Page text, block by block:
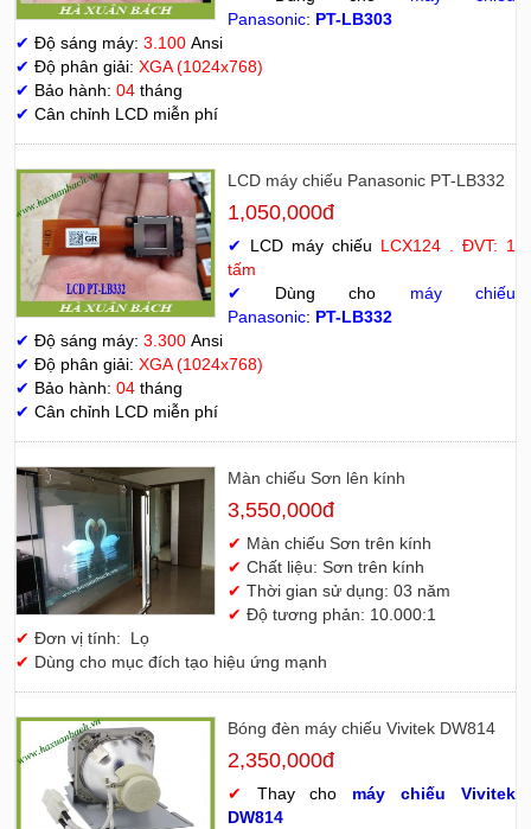
Panasonic: PT-LB303
✔ Độ sáng máy: 3.100 Ansi
✔ Độ phân giải: XGA (1024x768)
✔ Bảo hành: 04 tháng
✔ Cân chỉnh LCD miễn phí
LCD máy chiếu Panasonic PT-LB332
1,050,000đ
✔ LCD máy chiếu LCX124 . ĐVT: 1
tấm
✔
Dùng cho máy chiếu
Panasonic: PT-LB332
✔ Độ sáng máy: 3.300 Ansi
✔ Độ phân giải: XGA (1024x768)
✔ Bảo hành: 04 tháng
✔ Cân chỉnh LCD miễn phí
Màn chiếu Sơn lên kính
3,550,000đ
✔ Màn chiếu Sơn trên kính
✔ Chất liệu: Sơn trên kính
✔ Thời gian sử dụng: 03 năm
✔ Độ tương phản: 10.000:1
✔ Đơn vị tính: Lọ
✔ Dùng cho mục đích tạo hiệu ứng mạnh
Bóng đèn máy chiếu Vivitek DW814
2,350,000đ
✔ Thay cho máy chiếu Vivitek
DW814